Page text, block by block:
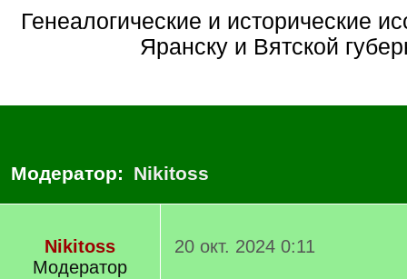
Генеалогические и исторические исследования по
Яранску и Вятской
Модератор: Nikitoss
Nikitoss
Модератор
20 окт. 2024 0:11